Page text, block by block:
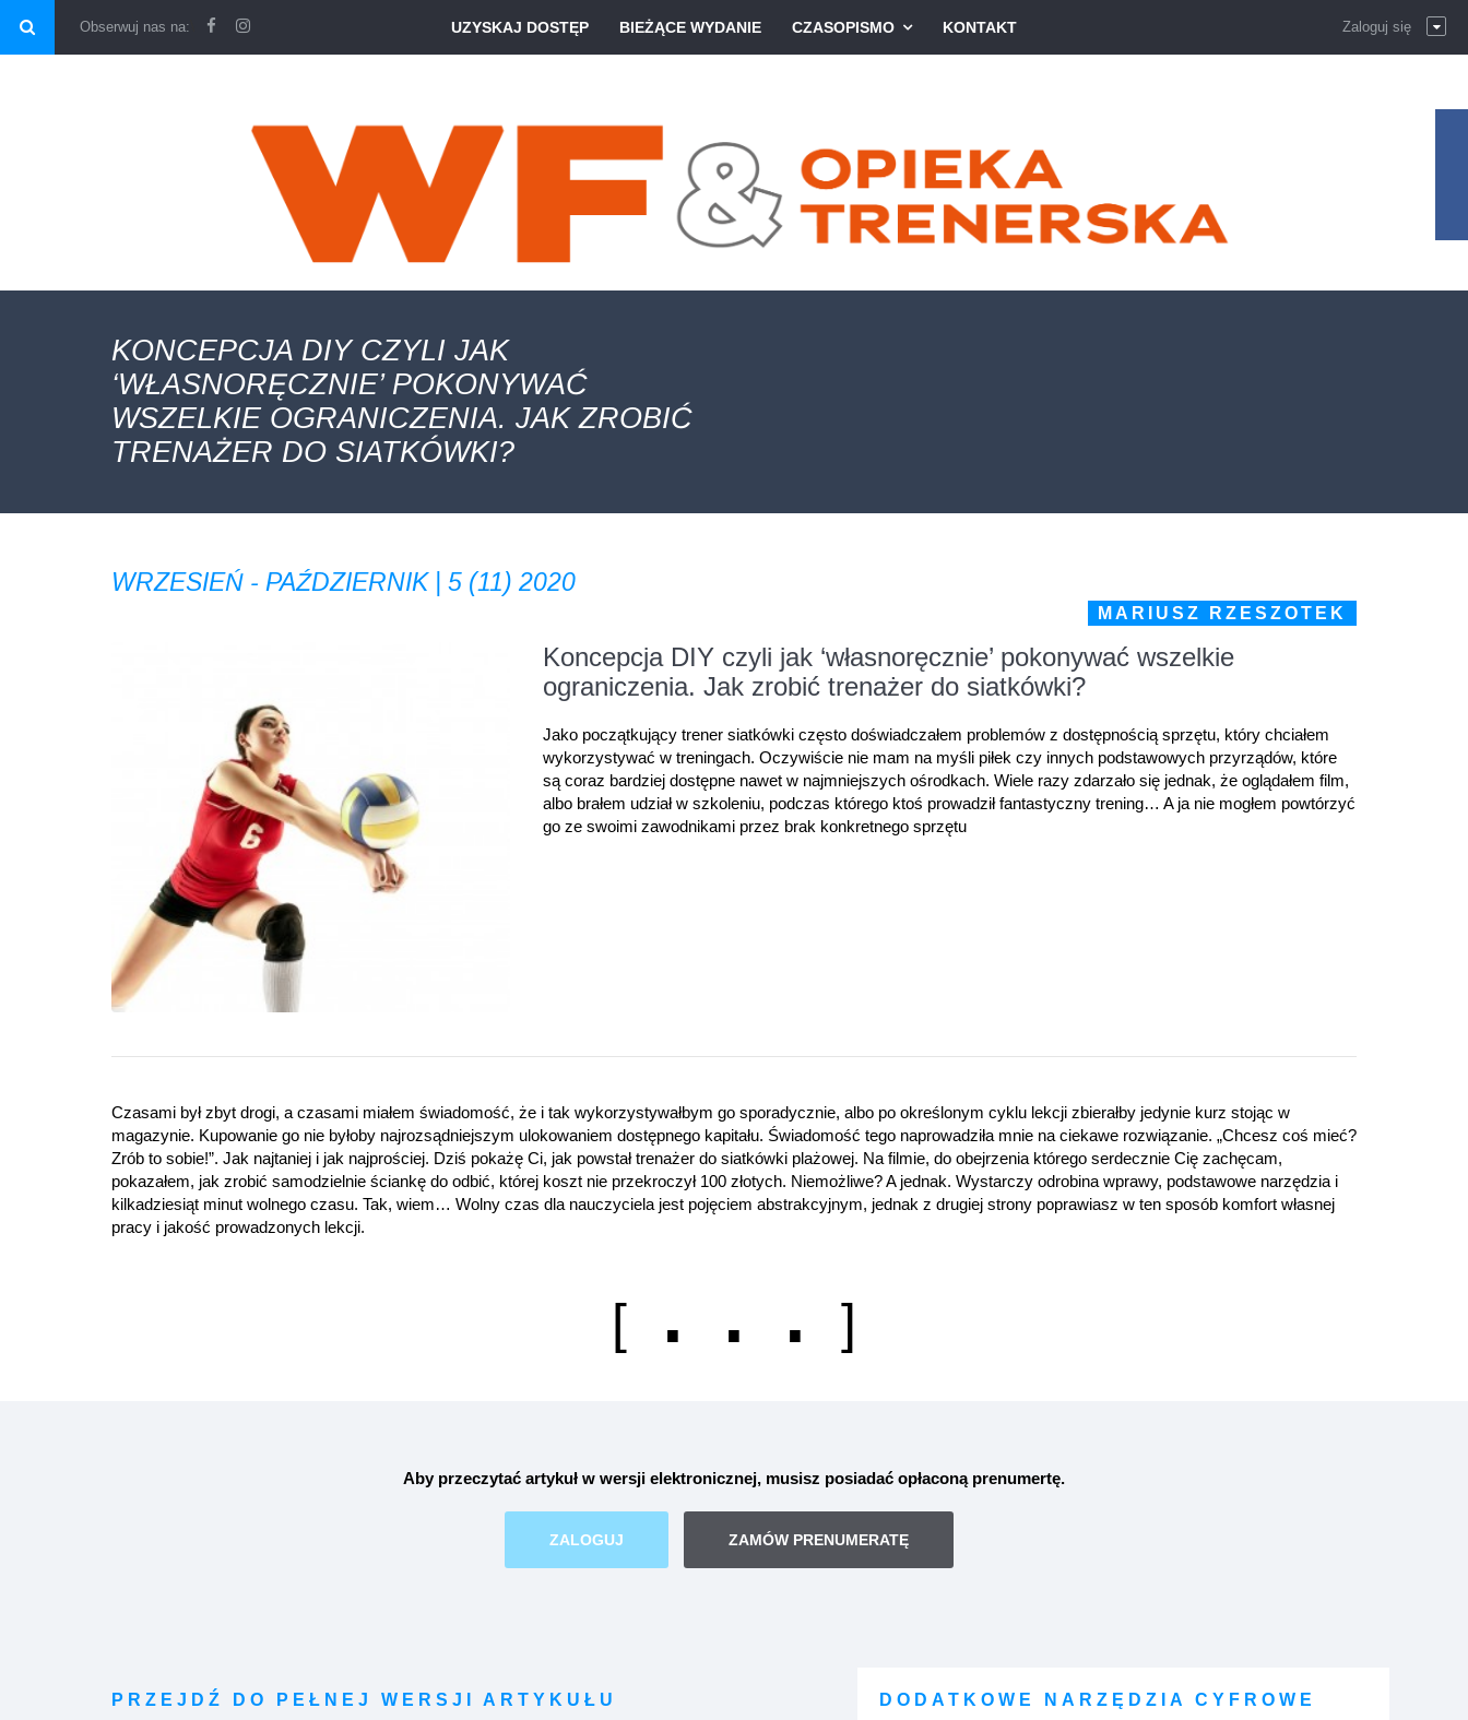
Obserwuj nas na: Zaloguj się
UZYSKAJ DOSTĘP BIEŻĄCE WYDANIE CZASOPISMO KONTAKT
KONCEPCJA DIY CZYLI JAK
‘WŁASNORĘCZNIE’ POKONYWAĆ
WSZELKIE OGRANICZENIA. JAK ZROBIĆ
TRENAŻER DO SIATKÓWKI?
WRZESIEŃ - PAŹDZIERNIK | 5 (11) 2020
MARIUSZ RZESZOTEK
Koncepcja DIY czyli jak ‘własnoręcznie’ pokonywać wszelkie
ograniczenia. Jak zrobić trenażer do siatkówki?
Jako początkujący trener siatkówki często doświadczałem problemów z dostępnością sprzętu, który chciałem
wykorzystywać w treningach. Oczywiście nie mam na myśli piłek czy innych podstawowych przyrządów, które
są coraz bardziej dostępne nawet w najmniejszych ośrodkach. Wiele razy zdarzało się jednak, że oglądałem film,
albo brałem udział w szkoleniu, podczas którego ktoś prowadził fantastyczny trening… A ja nie mogłem powtórzyć
go ze swoimi zawodnikami przez brak konkretnego sprzętu
Czasami był zbyt drogi, a czasami miałem świadomość, że i tak wykorzystywałbym go sporadycznie, albo po określonym cyklu lekcji zbierałby jedynie kurz stojąc w
magazynie. Kupowanie go nie byłoby najrozsądniejszym ulokowaniem dostępnego kapitału. Świadomość tego naprowadziła mnie na ciekawe rozwiązanie. „Chcesz coś mieć?
Zrób to sobie!”. Jak najtaniej i jak najprościej. Dziś pokażę Ci, jak powstał trenażer do siatkówki plażowej. Na filmie, do obejrzenia którego serdecznie Cię zachęcam,
pokazałem, jak zrobić samodzielnie ściankę do odbić, której koszt nie przekroczył 100 złotych. Niemożliwe? A jednak. Wystarczy odrobina wprawy, podstawowe narzędzia i
kilkadziesiąt minut wolnego czasu. Tak, wiem… Wolny czas dla nauczyciela jest pojęciem abstrakcyjnym, jednak z drugiej strony poprawiasz w ten sposób komfort własnej
pracy i jakość prowadzonych lekcji.
[ . . . ]
Aby przeczytać artykuł w wersji elektronicznej, musisz posiadać opłaconą prenumertę.
ZALOGUJ ZAMÓW PRENUMERATĘ
PRZEJDŹ DO PEŁNEJ WERSJI ARTYKUŁU DODATKOWE NARZĘDZIA CYFROWE